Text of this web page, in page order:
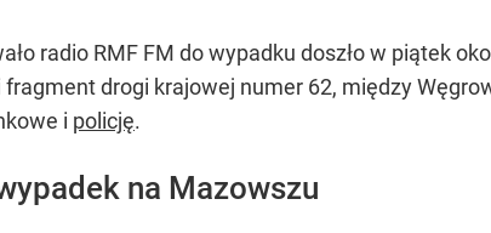
radio RMF FM do wypadku doszło w piątek
drogi krajowej numer 62, między
i policję.
na Mazowszu